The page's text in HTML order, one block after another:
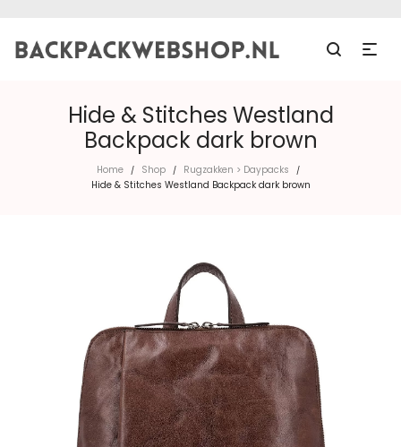
Hide & Stitches Westland
Backpack dark brown
Home / Shop / Rugzakken > Daypacks /
Hide & Stitches Westland Backpack dark brown